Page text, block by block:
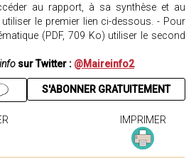
au rapport, à sa synthèse et au
le premier lien ci-dessous. - Pour
(PDF, 709 Ko) utiliser le second
sur Twitter : @Maireinfo2
S'ABONNER GRATUITEMENT
IMPRIMER